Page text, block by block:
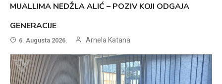
MUALLIMA NEDŽLA ALIĆ – POZIV KOJI ODGAJA
GENERACIJE
6. Augusta 2026. Arnela Katana